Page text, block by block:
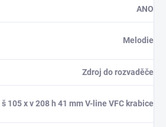
ANO
Melodie
Zdroj do rozvaděče
š 105 x v 208 h 41 mm V-line VFC krabice